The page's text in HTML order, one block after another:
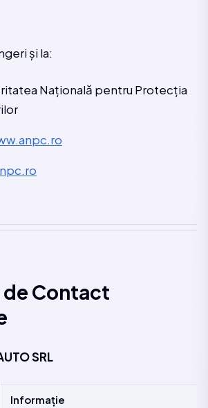
și la:
Națională pentru Protecția
de Contact
SRL
Informație